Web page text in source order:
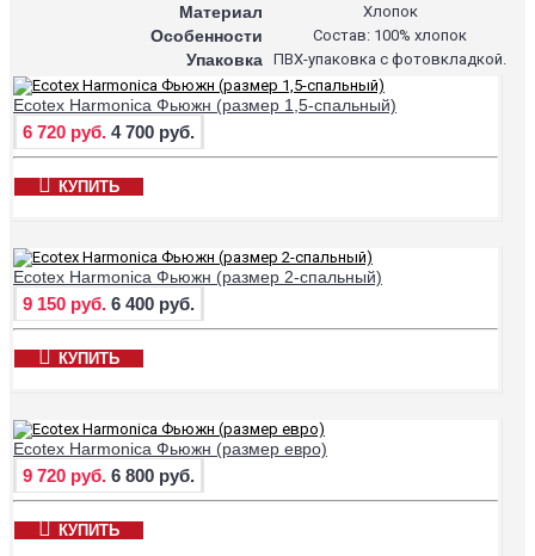
Материал Хлопок
Особенности Состав: 100% хлопок
Упаковка ПВХ-упаковка с фотовкладкой.
Ecotex Harmonica Фьюжн (размер 1,5-спальный)
6 720 руб. 4 700 руб.
КУПИТЬ
Ecotex Harmonica Фьюжн (размер 2-спальный)
9 150 руб. 6 400 руб.
КУПИТЬ
Ecotex Harmonica Фьюжн (размер евро)
9 720 руб. 6 800 руб.
КУПИТЬ